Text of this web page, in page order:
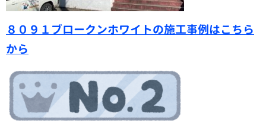
８０９１ブロークンホワイトの施工事例はこちら
から